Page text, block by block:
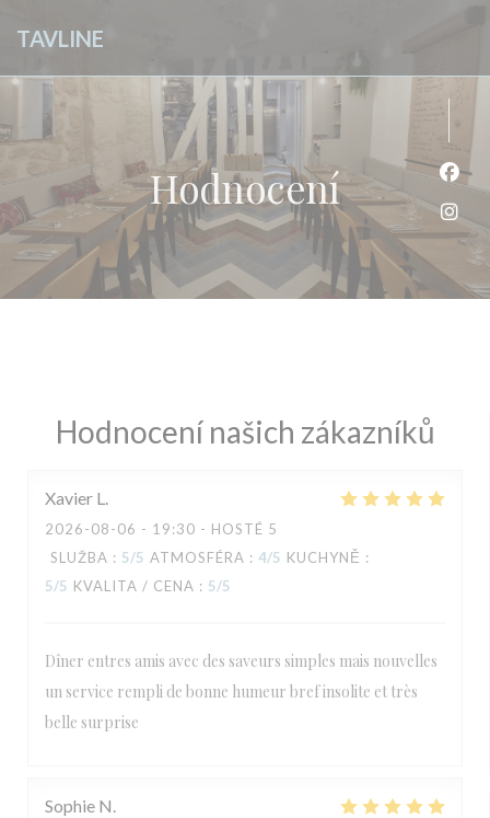
TAVLINE
Hodnocení
Hodnocení našich zákazníků
Xavier L
2026-08-06 - 19:30 - HOSTÉ 5
SLUŽBA : 5/5 ATMOSFÉRA : 4/5 KUCHYNĚ :
5/5 KVALITA / CENA : 5/5
Dîner entres amis avec des saveurs simples mais nouvelles
un service rempli de bonne humeur bref insolite et très
belle surprise
Sophie N